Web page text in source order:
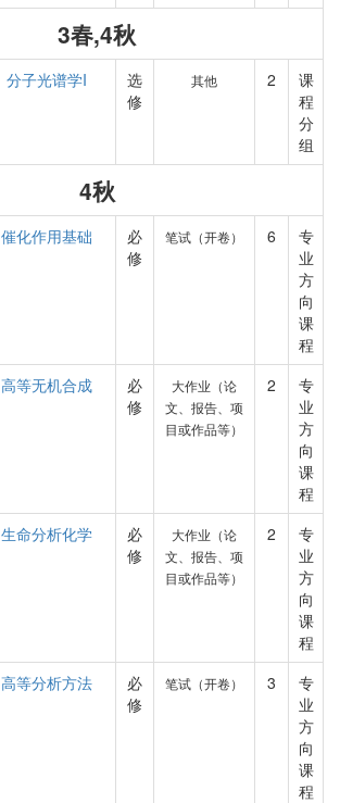
3春,4秋
分子光谱学I
选
修
其他 2
课
程
分
组
4秋
催化作用基础
必
修
笔试（开卷） 6
专
业
方
向
课
程
高等无机合成
必
修
大作业（论
文、报告、项
目或作品等）
2
专
业
方
向
课
程
生命分析化学
必
修
大作业（论
文、报告、项
目或作品等）
2
专
业
方
向
课
程
高等分析方法
必
修
笔试（开卷） 3
专
业
方
向
课
程